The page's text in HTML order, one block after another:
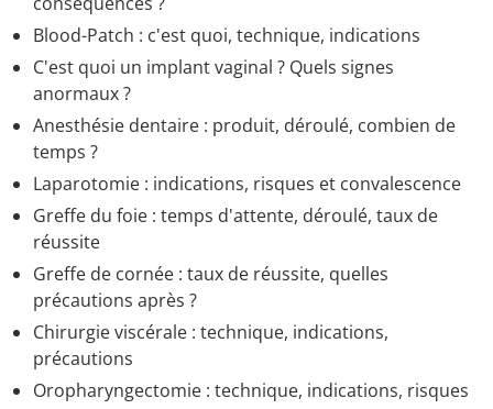
Blood-Patch : c'est quoi, technique, indications
C'est quoi un implant vaginal ? Quels signes
anormaux ?
Anesthésie dentaire : produit, déroulé, combien de
temps ?
Laparotomie : indications, risques et convalescence
Greffe du foie : temps d'attente, déroulé, taux de
réussite
Greffe de cornée : taux de réussite, quelles
précautions après ?
Chirurgie viscérale : technique, indications,
précautions
Oropharyngectomie : technique, indications, risques